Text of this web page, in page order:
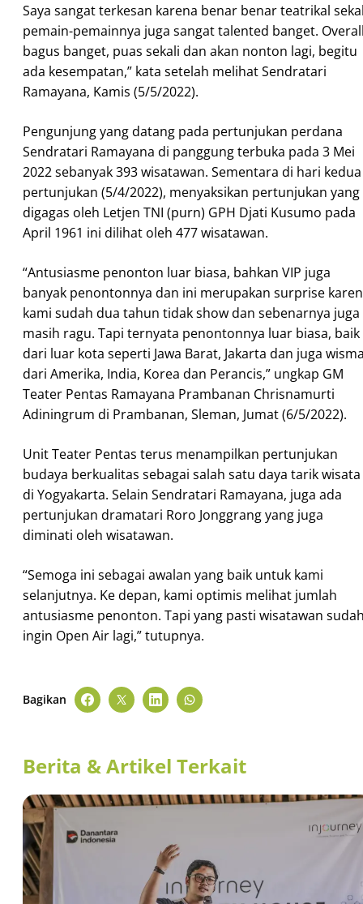
Saya sangat terkesan karena benar benar teatrikal
pemain-pemainnya juga sangat talented banget.
bagus banget, puas sekali dan akan nonton lagi, begitu
ada kesempatan,” kata setelah melihat Sendratari
Ramayana, Kamis (5/5/2022).
Pengunjung yang datang pada pertunjukan perdana
Sendratari Ramayana di panggung terbuka pada 3 Mei
2022 sebanyak 393 wisatawan. Sementara di hari kedua
pertunjukan (5/4/2022), menyaksikan pertunjukan yang
digagas oleh Letjen TNI (purn) GPH Djati Kusumo pada
April 1961 ini dilihat oleh 477 wisatawan.
“Antusiasme penonton luar biasa, bahkan VIP juga
banyak penontonnya dan ini merupakan surprise
kami sudah dua tahun tidak show dan sebenarnya juga
masih ragu. Tapi ternyata penontonnya luar biasa, baik
dari luar kota seperti Jawa Barat, Jakarta dan juga
dari Amerika, India, Korea dan Perancis,” ungkap GM
Teater Pentas Ramayana Prambanan Chrisnamurti
Adiningrum di Prambanan, Sleman, Jumat (6/5/2022).
Unit Teater Pentas terus menampilkan pertunjukan
budaya berkualitas sebagai salah satu daya tarik wisata
di Yogyakarta. Selain Sendratari Ramayana, juga ada
pertunjukan dramatari Roro Jonggrang yang juga
diminati oleh wisatawan.
“Semoga ini sebagai awalan yang baik untuk kami
selanjutnya. Ke depan, kami optimis melihat jumlah
antusiasme penonton. Tapi yang pasti wisatawan
ingin Open Air lagi,” tutupnya.
Bagikan
Berita & Artikel Terkait